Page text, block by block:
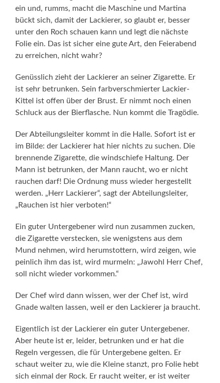
ein und, rumms, macht die Maschine und Martina
bückt sich, damit der Lackierer, so glaubt er, besser
unter den Roch schauen kann und legt die nächste
Folie ein. Das ist sicher eine gute Art, den Feierabend
zu erreichen, nicht wahr?
Genüsslich zieht der Lackierer an seiner Zigarette. Er
ist sehr be­trunken. Sein farbverschmierter Lackier-
Kittel ist offen über der Brust. Er nimmt noch einen
Schluck aus der Bierflasche. Nun kommt die Tragödie.
Der Abteilungsleiter kommt in die Halle. Sofort ist er
im Bilde: der Lackierer hat hier nichts zu suchen. Die
brennende Zigarette, die windschiefe Haltung. Der
Mann ist betrunken, der Mann raucht, wo er nicht
rauchen darf! Die Ordnung muss wieder hergestellt
werden. „Herr Lackierer“, sagt der Abteilungsleiter,
„Rauchen ist hier verboten!“
Ein guter Untergebener wird nun zusammen zucken,
die Zigarette verstecken, sie wenigstens aus dem
Mund nehmen, wird herumstottern, wird zei­gen, wie
peinlich ihm das ist, wird murmeln: „Jawohl Herr Chef,
soll nicht wieder vorkommen.“
Der Chef wird dann wissen, wer der Chef ist, wird
Gnade walten lassen, weil er den Lackierer ja braucht.
Eigentlich ist der Lackierer ein guter Untergebener.
Aber heute ist er, leider, betrunken und er hat die
Regeln vergessen, die für Unter­gebene gelten. Er
schaut weiter zu, wie die Kleine stanzt, pro Folie hebt
sich einmal der Rock. Er raucht weiter, er ist weiter